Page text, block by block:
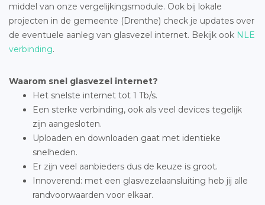
middel van onze vergelijkingsmodule. Ook bij lokale
projecten in de gemeente (Drenthe) check je updates over
de eventuele aanleg van glasvezel internet. Bekijk ook NLE
verbinding.
Waarom snel glasvezel internet?
Het snelste internet tot 1 Tb/s.
Een sterke verbinding, ook als veel devices tegelijk
zijn aangesloten.
Uploaden en downloaden gaat met identieke
snelheden.
Er zijn veel aanbieders dus de keuze is groot.
Innoverend: met een glasvezelaansluiting heb jij alle
randvoorwaarden voor elkaar.